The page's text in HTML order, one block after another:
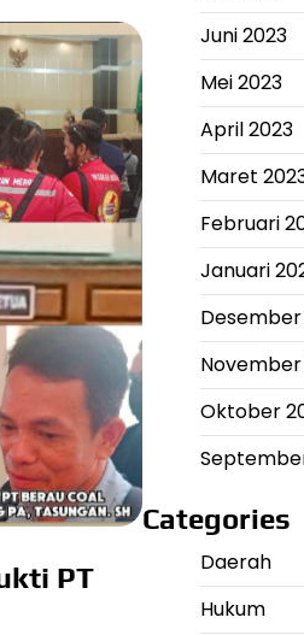
PT
Juni 2023
Mei 2023
April 2023
Maret
Februari
Januari
Desember
November
Oktober
Categories
Daerah
Hukum